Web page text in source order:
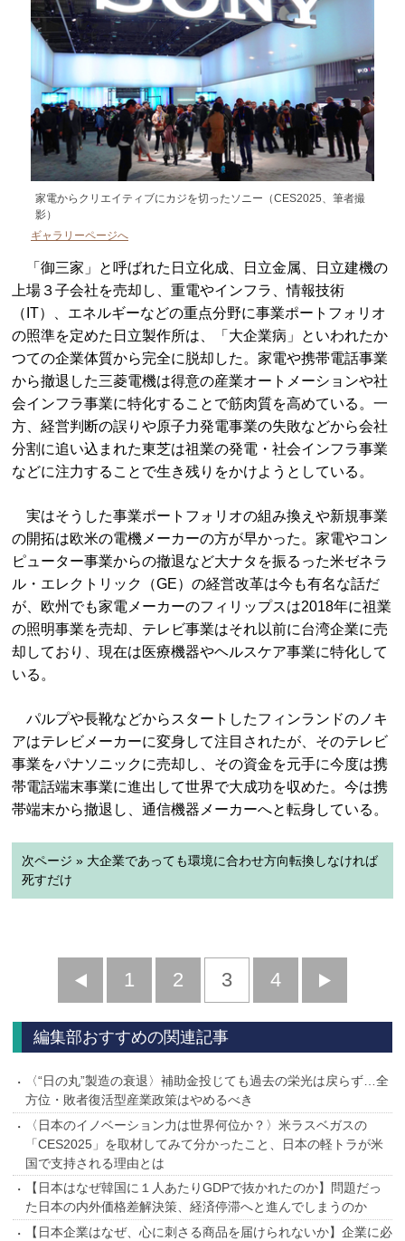
家電からクリエイティブにカジを切ったソニー（CES2025、筆者撮
影）
ギャラリーページへ
「御三家」と呼ばれた日立化成、日立金属、日立建機の
上場３子会社を売却し、重電やインフラ、情報技術
（IT）、エネルギーなどの重点分野に事業ポートフォリオ
の照準を定めた日立製作所は、「大企業病」といわれたか
つての企業体質から完全に脱却した。家電や携帯電話事業
から撤退した三菱電機は得意の産業オートメーションや社
会インフラ事業に特化することで筋肉質を高めている。一
方、経営判断の誤りや原子力発電事業の失敗などから会社
分割に追い込まれた東芝は祖業の発電・社会インフラ事業
などに注力することで生き残りをかけようとしている。
実はそうした事業ポートフォリオの組み換えや新規事業
の開拓は欧米の電機メーカーの方が早かった。家電やコン
ピューター事業からの撤退など大ナタを振るった米ゼネラ
ル・エレクトリック（GE）の経営改革は今も有名な話だ
が、欧州でも家電メーカーのフィリップスは2018年に祖業
の照明事業を売却、テレビ事業はそれ以前に台湾企業に売
却しており、現在は医療機器やヘルスケア事業に特化して
いる。
パルプや長靴などからスタートしたフィンランドのノキ
アはテレビメーカーに変身して注目されたが、そのテレビ
事業をパナソニックに売却し、その資金を元手に今度は携
帯電話端末事業に進出して世界で大成功を収めた。今は携
帯端末から撤退し、通信機器メーカーへと転身している。
次ページ » 大企業であっても環境に合わせ方向転換しなければ
死すだけ
前
へ
1 2 3 4
へ
編集部おすすめの関連記事
〈“日の丸”製造の衰退〉補助金投じても過去の栄光は戻らず…全
方位・敗者復活型産業政策はやめるべき
〈日本のイノベーション力は世界何位か？〉米ラスベガスの
「CES2025」を取材してみて分かったこと、日本の軽トラが米
国で支持される理由とは
【日本はなぜ韓国に１人あたりGDPで抜かれたのか】問題だっ
た日本の内外価格差解決策、経済停滞へと進んでしまうのか
【日本企業はなぜ、心に刺さる商品を届けられないか】企業に必